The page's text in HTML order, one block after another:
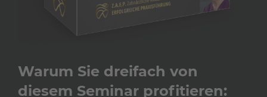
Warum Sie dreifach von
diesem Seminar profitieren: